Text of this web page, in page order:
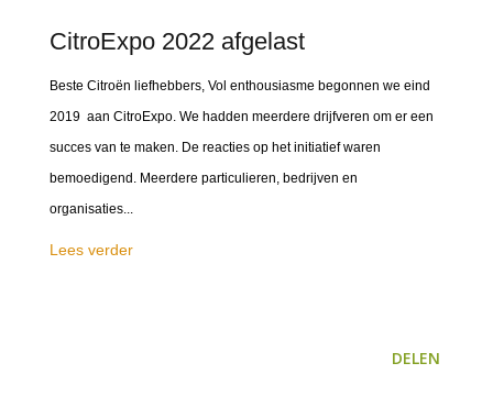
CitroExpo 2022 afgelast
Beste Citroën liefhebbers, Vol enthousiasme begonnen we eind
2019 aan CitroExpo. We hadden meerdere drijfveren om er een
succes van te maken. De reacties op het initiatief waren
bemoedigend. Meerdere particulieren, bedrijven en
organisaties...
Lees verder
DELEN